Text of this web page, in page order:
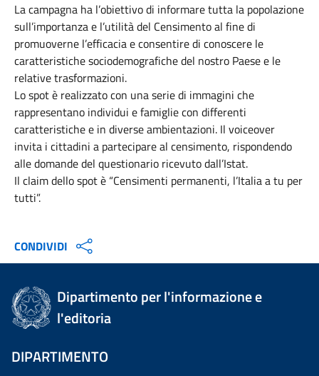
La campagna ha l’obiettivo di informare tutta la popolazione
sull’importanza e l’utilità del Censimento al fine di
promuoverne l’efficacia e consentire di conoscere le
caratteristiche sociodemografiche del nostro Paese e le
relative trasformazioni.
Lo spot è realizzato con una serie di immagini che
rappresentano individui e famiglie con differenti
caratteristiche e in diverse ambientazioni. Il voiceover
invita i cittadini a partecipare al censimento, rispondendo
alle domande del questionario ricevuto dall’Istat.
Il claim dello spot è “Censimenti permanenti, l’Italia a tu per
tutti”.
CONDIVIDI
Dipartimento per l'informazione e
l'editoria
DIPARTIMENTO